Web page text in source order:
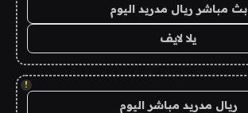
بث مباشر ريال مدريد اليوم
يلا لايف
!
ريال مدريد مباشر اليوم